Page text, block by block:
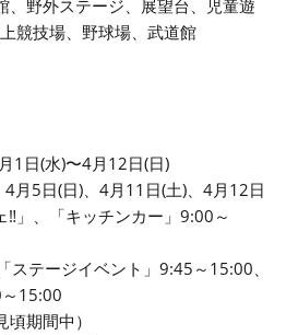
、野外ステージ、展望台、児童遊
競技場、野球場、武道館
1日(水)〜4月12日(日)
月5日(日)、4月11日(土)、4月12日
‼」、「キッチンカー」9:00～
ジイベント」9:45～15:00、
～15:00
期間中）